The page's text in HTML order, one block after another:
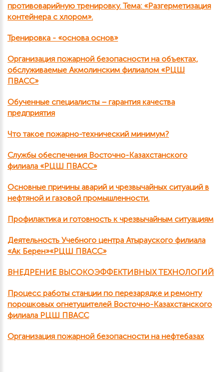
противоварийную тренировку. Тема: «Разгерметизация
контейнера с хлором».
Тренировка - «основа основ»
Организация пожарной безопасности на объектах,
обслуживаемые Акмолинским филиалом «РЦШ
ПВАСС»
Обученные специалисты – гарантия качества
предприятия
Что такое пожарно-технический минимум?
Службы обеспечения Восточно-Казахстанского
филиала «РЦШ ПВАСС»
Основные причины аварий и чрезвычайных ситуаций в
нефтяной и газовой промышленности.
Профилактика и готовность к чрезвычайным ситуациям
Деятельность Учебного центра Атырауского филиала
«Ак Берен»«РЦШ ПВАСС»
ВНЕДРЕНИЕ ВЫСОКОЭФФЕКТИВНЫХ ТЕХНОЛОГИЙ
Процесс работы станции по перезарядке и ремонту
порошковых огнетушителей Восточно-Казахстанского
филиала РЦШ ПВАСС
Организация пожарной безопасности на нефтебазах